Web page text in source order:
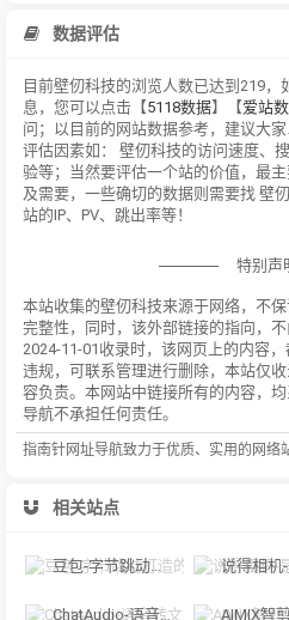
数据评估
目前壁仞科技的浏览人数已达到219
息，您可以点击【5118数据】【爱站
问；以目前的网站数据参考，建议大
评估因素如： 壁仞科技的访问速度、
验等；当然要评估一个站的价值，最
及需要，一些确切的数据则需要找 壁
站的IP、PV、跳出率等！
特别声
本站收集的壁仞科技来源于网络，不
完整性，同时，该外部链接的指向，
2024-11-01收录时，该网页上的内容
违规，可联系管理进行删除，本站仅
容负责。本网站中链接所有的内容，
导航不承担任何责任。
指南针网址导航致力于优质、实用的网络
相关站点
豆包-字节跳动打造的多功能AI对话工具 说得相机-是一款为口播视频创作者量身
ChatAudio-语音转文字 + 总结 + 对话 AIMIX智剪-集视频批量混剪、文案、字幕生成、